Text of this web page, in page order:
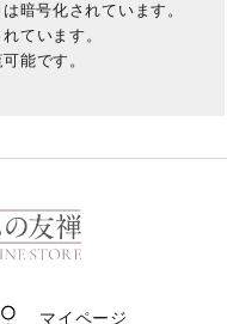
せ
暗号化されています。
ています。
能です。
マイページ